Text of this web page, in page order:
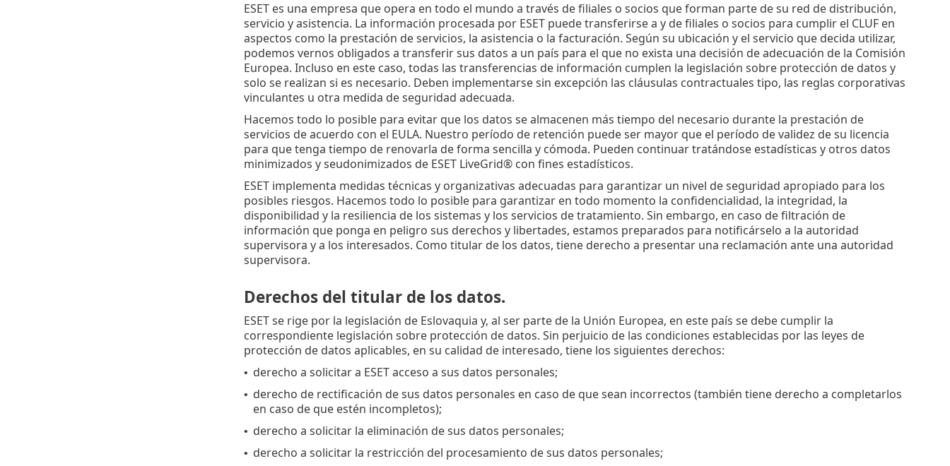
ESET es una empresa que opera en todo el mundo a través de filiales o socios que forman parte de su red de distribución,
servicio y asistencia. La información procesada por ESET puede transferirse a y de filiales o socios para cumplir el CLUF en
aspectos como la prestación de servicios, la asistencia o la facturación. Según su ubicación y el servicio que decida utilizar,
podemos vernos obligados a transferir sus datos a un país para el que no exista una decisión de adecuación de la Comisión
Europea. Incluso en este caso, todas las transferencias de información cumplen la legislación sobre protección de datos y
solo se realizan si es necesario. Deben implementarse sin excepción las cláusulas contractuales tipo, las reglas corporativas
vinculantes u otra medida de seguridad adecuada.
Hacemos todo lo posible para evitar que los datos se almacenen más tiempo del necesario durante la prestación de
servicios de acuerdo con el EULA. Nuestro período de retención puede ser mayor que el período de validez de su licencia
para que tenga tiempo de renovarla de forma sencilla y cómoda. Pueden continuar tratándose estadísticas y otros datos
minimizados y seudonimizados de ESET LiveGrid® con fines estadísticos.
ESET implementa medidas técnicas y organizativas adecuadas para garantizar un nivel de seguridad apropiado para los
posibles riesgos. Hacemos todo lo posible para garantizar en todo momento la confidencialidad, la integridad, la
disponibilidad y la resiliencia de los sistemas y los servicios de tratamiento. Sin embargo, en caso de filtración de
información que ponga en peligro sus derechos y libertades, estamos preparados para notificárselo a la autoridad
supervisora y a los interesados. Como titular de los datos, tiene derecho a presentar una reclamación ante una autoridad
supervisora.
Derechos del titular de los datos.
ESET se rige por la legislación de Eslovaquia y, al ser parte de la Unión Europea, en este país se debe cumplir la
correspondiente legislación sobre protección de datos. Sin perjuicio de las condiciones establecidas por las leyes de
protección de datos aplicables, en su calidad de interesado, tiene los siguientes derechos:
• derecho a solicitar a ESET acceso a sus datos personales;
• derecho de rectificación de sus datos personales en caso de que sean incorrectos (también tiene derecho a completarlos
en caso de que estén incompletos);
• derecho a solicitar la eliminación de sus datos personales;
• derecho a solicitar la restricción del procesamiento de sus datos personales;